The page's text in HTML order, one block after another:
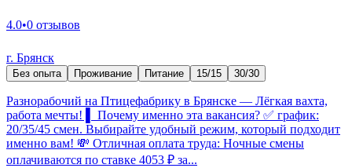
4.0•0 отзывов
г. Брянск
Без опыта Проживание Питание 15/15 30/30
Разнорабочий на Птицефабрику в Брянске — Лёгкая вахта,
работа мечты! ▌ Почему именно эта вакансия? ✅ график:
20/35/45 смен. Выбирайте удобный режим, который подходит
именно вам! 💸 Отличная оплата труда: Ночные смены
оплачиваются по ставке 4053 ₽ за...